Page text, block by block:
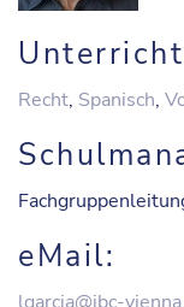
Recht, Spanisch,
eMail: